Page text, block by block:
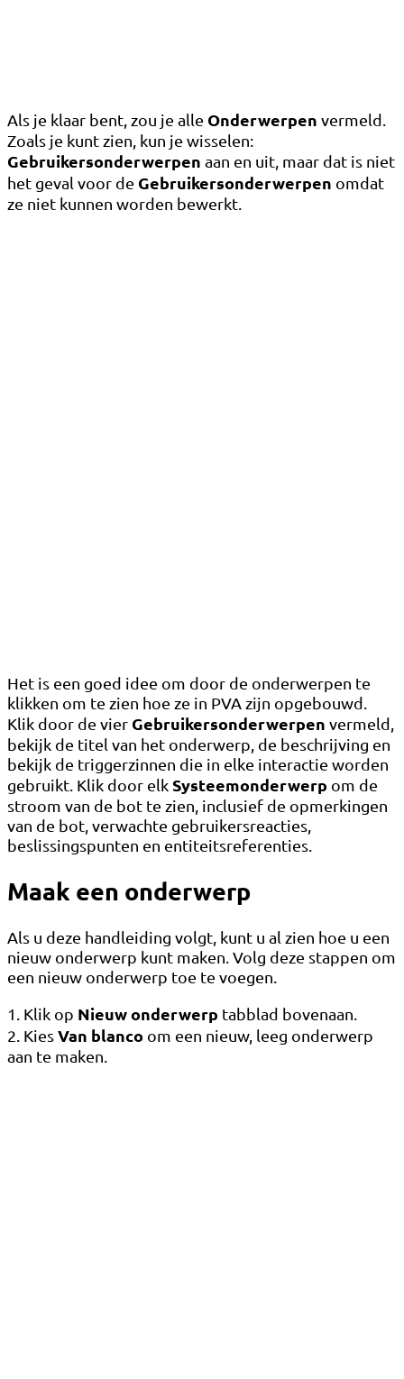
Als je klaar bent, zou je alle Onderwerpen vermeld.
Zoals je kunt zien, kun je wisselen:
Gebruikersonderwerpen aan en uit, maar dat is niet
het geval voor de Gebruikersonderwerpen omdat
ze niet kunnen worden bewerkt.
Het is een goed idee om door de onderwerpen te
klikken om te zien hoe ze in PVA zijn opgebouwd.
Klik door de vier Gebruikersonderwerpen vermeld,
bekijk de titel van het onderwerp, de beschrijving en
bekijk de triggerzinnen die in elke interactie worden
gebruikt. Klik door elkSysteemonderwerp om de
stroom van de bot te zien, inclusief de opmerkingen
van de bot, verwachte gebruikersreacties,
beslissingspunten en entiteitsreferenties.
Maak een onderwerp
Als u deze handleiding volgt, kunt u al zien hoe u een
nieuw onderwerp kunt maken. Volg deze stappen om
een ​​nieuw onderwerp toe te voegen.
1. Klik op Nieuw onderwerp tabblad bovenaan.
2. KiesVan blanco om een ​​nieuw, leeg onderwerp
aan te maken.